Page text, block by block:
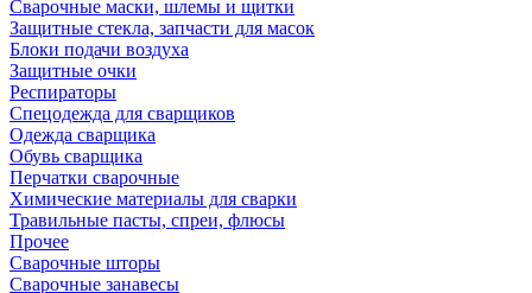
Сварочные маски, шлемы и щитки
Защитные стекла, запчасти для масок
Блоки подачи воздуха
Защитные очки
Респираторы
Спецодежда для сварщиков
Одежда сварщика
Обувь сварщика
Перчатки сварочные
Химические материалы для сварки
Травильные пасты, спреи, флюсы
Прочее
Сварочные шторы
Сварочные занавесы